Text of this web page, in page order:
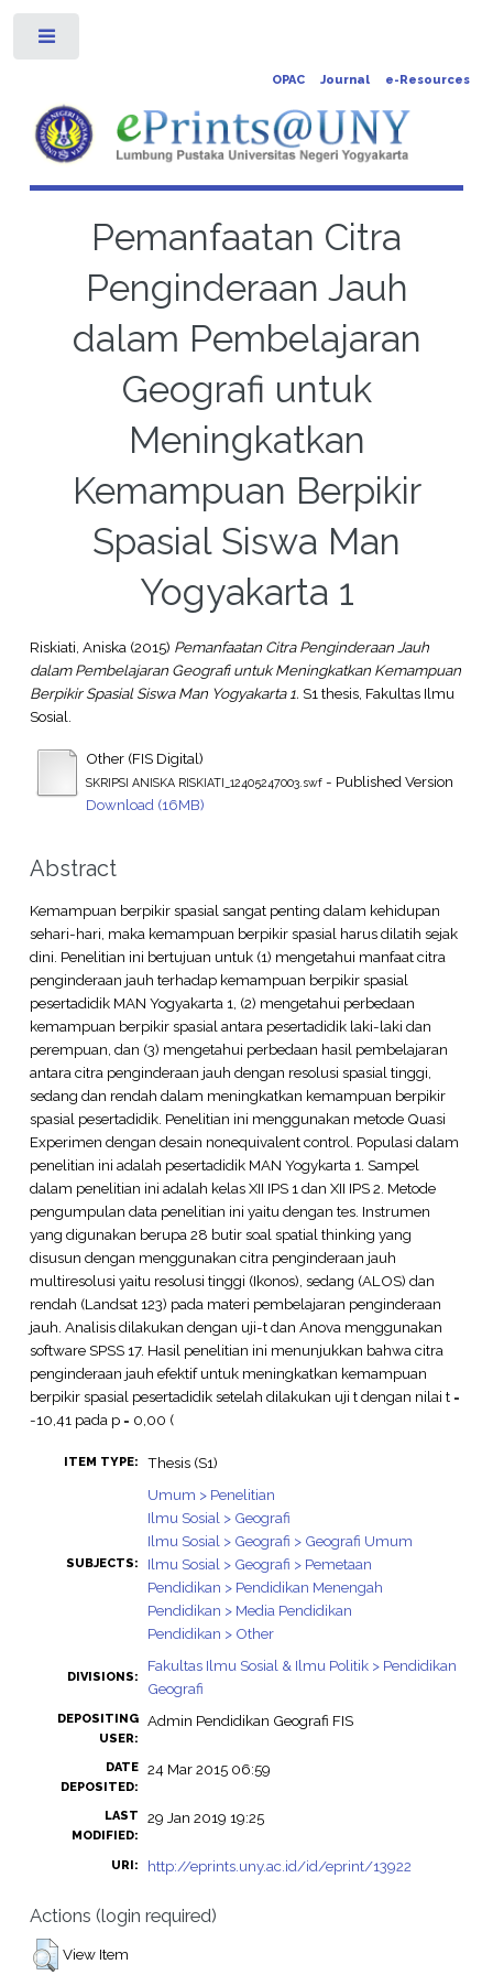
OPAC Journal e-Resources
Pemanfaatan Citra
Penginderaan Jauh
dalam Pembelajaran
Geografi untuk
Meningkatkan
Kemampuan Berpikir
Spasial Siswa Man
Yogyakarta 1
Riskiati, Aniska(2015) Pemanfaatan Citra Penginderaan Jauh
dalam Pembelajaran Geografi untuk Meningkatkan Kemampuan
Berpikir Spasial Siswa Man Yogyakarta 1. S1 thesis, Fakultas Ilmu
Sosial.
Other (FIS Digital)
SKRIPSI ANISKA RISKIATI_12405247003.swf- Published Version
Download (16MB)
Abstract
Kemampuan berpikir spasial sangat penting dalam kehidupan
sehari-hari, maka kemampuan berpikir spasial harus dilatih sejak
dini. Penelitian ini bertujuan untuk (1) mengetahui manfaat citra
penginderaan jauh terhadap kemampuan berpikir spasial
pesertadidik MAN Yogyakarta 1, (2) mengetahui perbedaan
kemampuan berpikir spasial antara pesertadidik laki-laki dan
perempuan, dan (3) mengetahui perbedaan hasil pembelajaran
antara citra penginderaan jauh dengan resolusi spasial tinggi,
sedang dan rendah dalam meningkatkan kemampuan berpikir
spasial pesertadidik. Penelitian ini menggunakan metode Quasi
Experimen dengan desain nonequivalent control. Populasi dalam
penelitian ini adalah pesertadidik MAN Yogykarta 1. Sampel
dalam penelitian ini adalah kelas XII IPS 1 dan XII IPS 2. Metode
pengumpulan data penelitian ini yaitu dengan tes. Instrumen
yang digunakan berupa 28 butir soal spatial thinking yang
disusun dengan menggunakan citra penginderaan jauh
multiresolusi yaitu resolusi tinggi (Ikonos), sedang (ALOS) dan
rendah (Landsat 123) pada materi pembelajaran penginderaan
jauh. Analisis dilakukan dengan uji-t dan Anova menggunakan
software SPSS 17. Hasil penelitian ini menunjukkan bahwa citra
penginderaan jauh efektif untuk meningkatkan kemampuan
berpikir spasial pesertadidik setelah dilakukan uji t dengan nilai t =
-10,41 pada p = 0,00 (
ITEM TYPE: Thesis (S1)
SUBJECTS:
Umum > Penelitian
Ilmu Sosial > Geografi
Ilmu Sosial > Geografi > Geografi Umum
Ilmu Sosial > Geografi > Pemetaan
Pendidikan > Pendidikan Menengah
Pendidikan > Media Pendidikan
Pendidikan > Other
DIVISIONS:
Fakultas Ilmu Sosial & Ilmu Politik > Pendidikan
Geografi
DEPOSITING
USER:
Admin Pendidikan Geografi FIS
DATE
DEPOSITED:
24 Mar 2015 06:59
LAST
MODIFIED:
29 Jan 2019 19:25
URI: http://eprints.uny.ac.id/id/eprint/13922
Actions (login required)
View Item